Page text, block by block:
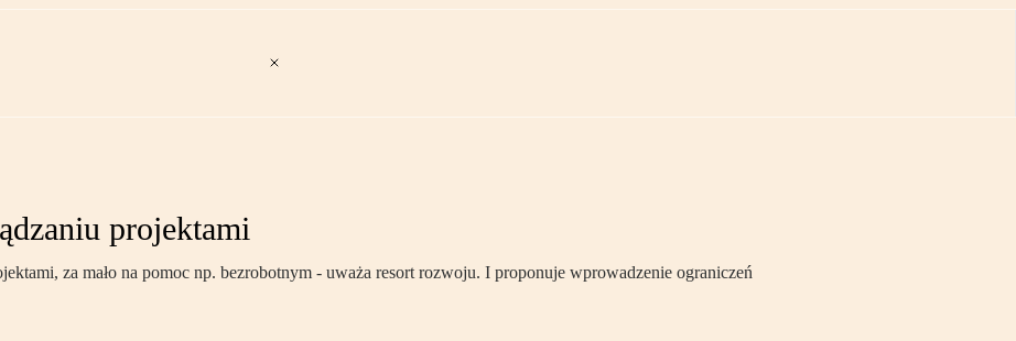
projektami
za mało na pomoc np. bezrobotnym - uważa resort rozwoju. I proponuje wprowadzenie ograniczeń